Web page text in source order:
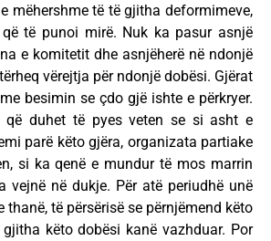
mëhershme të të gjitha deformimeve,
të punoi mirë. Nuk ka pasur asnjë
e komitetit dhe asnjëherë në ndonjë
vërejtja për ndonjë dobësi. Gjërat
besimin se çdo gjë ishte e përkryer.
duhet të pyes veten se si asht e
parë këto gjëra, organizata partiake
si ka qenë e mundur të mos marrin
vejnë në dukje. Për atë periudhë unë
thanë, të përsërisë se përnjëmend këto
këto dobësi kanë vazhduar. Por